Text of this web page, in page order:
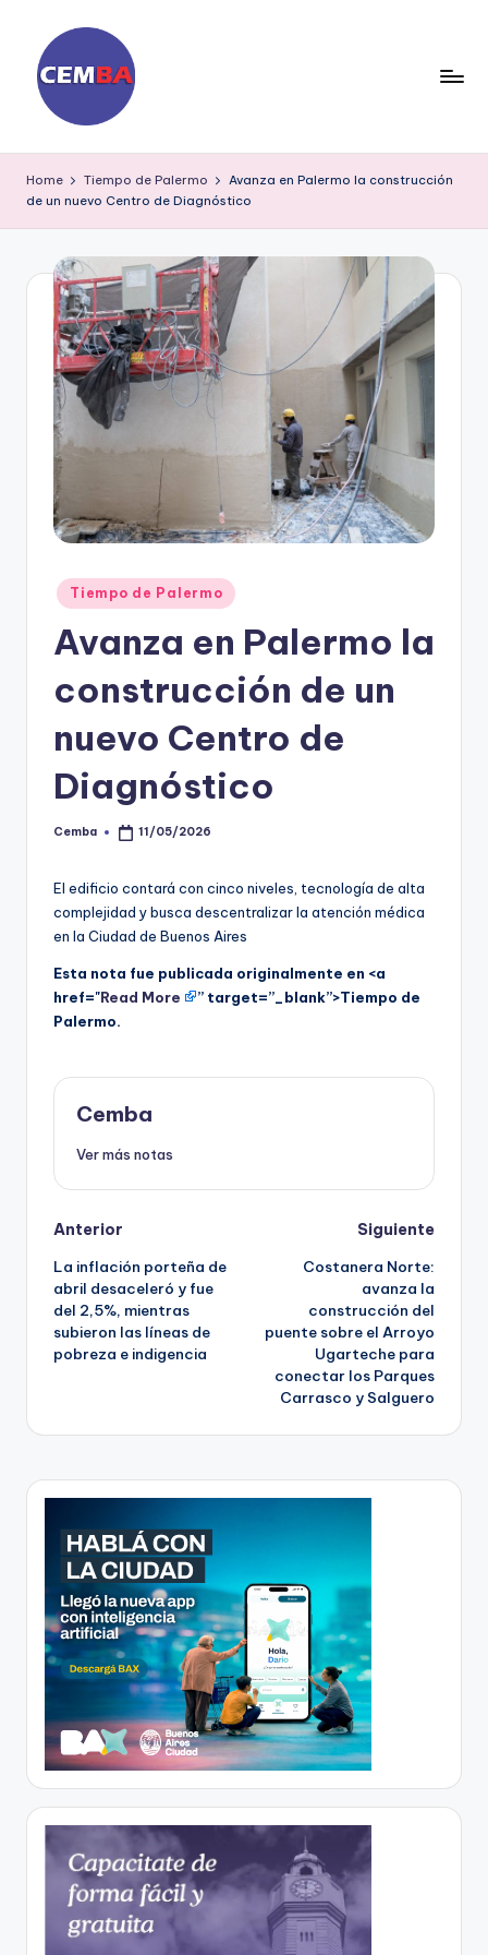
content
ia
ri
C
E
M
B
A
Home Tiempo de Palermo
Avanza en Palermo la construcción
de un nuevo Centro de Diagnóstico
Posted
in
Tiempo de Palermo
Avanza en Palermo la
construcción de un
nuevo Centro de
Diagnóstico
Posted
Cemba 11/05/2026
El edificio contará con cinco niveles, tecnología de alta
complejidad y busca descentralizar la atención médica
en la Ciudad de Buenos Aires
Esta nota fue publicada originalmente en <a
href="Read More
” target=”_blank”>Tiempo de
Palermo.
Cemba
Ver más notas
Post
navigation
Anterior
La inflación porteña de
abril desaceleró y fue
del 2,5%, mientras
subieron las líneas de
pobreza e indigencia
Siguiente
Costanera Norte:
avanza la
construcción del
puente sobre el Arroyo
Ugarteche para
conectar los Parques
Carrasco y Salguero